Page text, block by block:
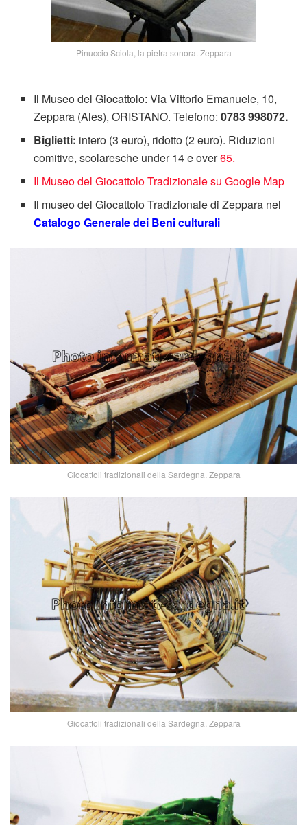
Pinuccio Sciola, la pietra sonora. Zeppara
Il Museo del Giocattolo: Via Vittorio Emanuele, 10,
Zeppara (Ales), ORISTANO. Telefono:0783 998072.
Biglietti: intero (3 euro), ridotto (2 euro). Riduzioni
comitive, scolaresche under 14 e over65.
Il Museo del Giocattolo Tradizionale su Google Map
Il museo del Giocattolo Tradizionale di Zeppara nel
Catalogo Generale dei Beni culturali
Giocattoli tradizionali della Sardegna. Zeppara
Giocattoli tradizionali della Sardegna. Zeppara